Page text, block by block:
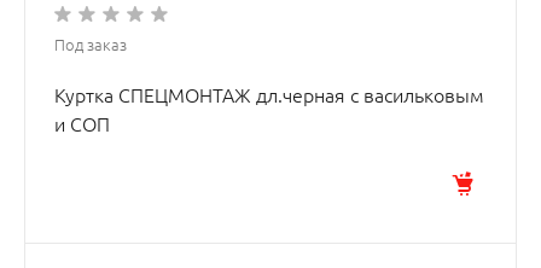
Под заказ
Куртка СПЕЦМОНТАЖ дл.черная с васильковым
и СОП